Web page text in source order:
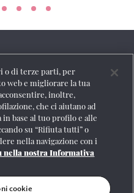
Italiane
o di terze parti, per
web e migliorare la tua
inoltre,
che ci aiutano ad
base al tuo profilo e alle
su “Rifiuta tutti” o
nella navigazione con i
nella nostra Informativa
cookie